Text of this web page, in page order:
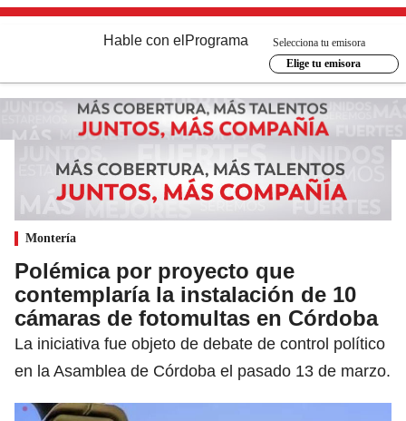
Hable con el Programa
Selecciona tu emisora
Elige tu emisora
Montería
Polémica por proyecto que
contemplaría la instalación de 10
cámaras de fotomultas en Córdoba
La iniciativa fue objeto de debate de control político
en la Asamblea de Córdoba el pasado 13 de marzo.